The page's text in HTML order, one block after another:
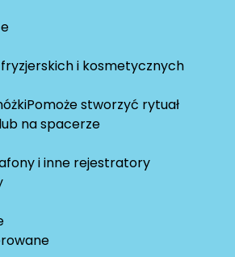
i kosmetycznych
stworzyć rytuał
na spacerze
i inne rejestratory